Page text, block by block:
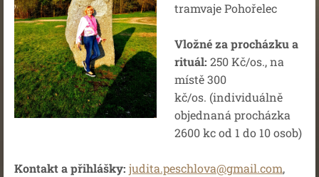
tramvaje Pohořelec
Vložné za procházku a
rituál: 250 Kč/os., na
místě 300
kč/os. (individuálně
objednaná procházka
2600 kc od 1 do 10 osob)
Kontakt a přihlášky: judita.peschlova@gmail.com,